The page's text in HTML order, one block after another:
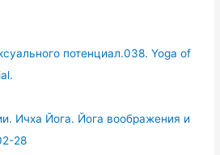
потенциал.038. Yoga of
Ичха Йога. Йога воображения и
28